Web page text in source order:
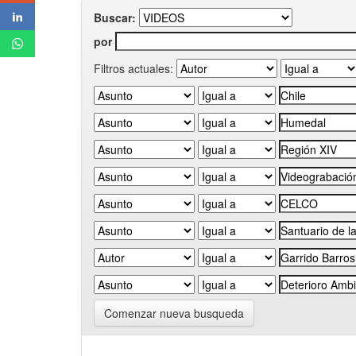
Buscar:
por
Filtros actuales:
Comenzar nueva busqueda